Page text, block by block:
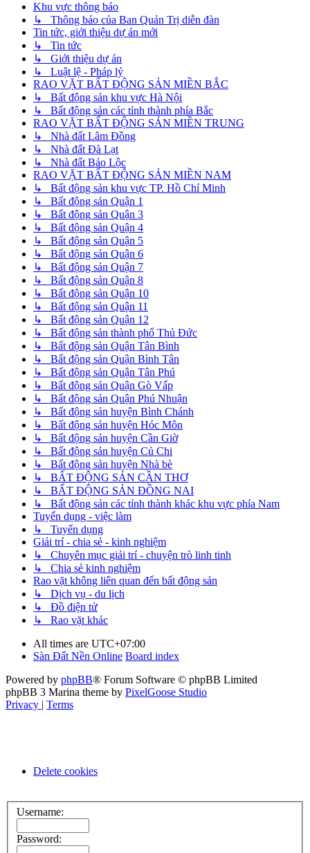
Khu vực thông báo
↳ Thông báo của Ban Quản Trị diễn đàn
Tin tức, giới thiệu dự án mới
↳ Tin tức
↳ Giới thiệu dự án
↳ Luật lệ - Pháp lý
RAO VẶT BẤT ĐỘNG SẢN MIỀN BẮC
↳ Bất động sản khu vực Hà Nội
↳ Bất động sản các tỉnh thành phía Bắc
RAO VẶT BẤT ĐỘNG SẢN MIỀN TRUNG
↳ Nhà đất Lâm Đồng
↳ Nhà đất Đà Lạt
↳ Nhà đất Bảo Lộc
RAO VẶT BẤT ĐỘNG SẢN MIỀN NAM
↳ Bất động sản khu vực TP. Hồ Chí Minh
↳ Bất động sản Quận 1
↳ Bất động sản Quận 3
↳ Bất động sản Quận 4
↳ Bất động sản Quận 5
↳ Bất động sản Quận 6
↳ Bất động sản Quận 7
↳ Bất động sản Quận 8
↳ Bất động sản Quận 10
↳ Bất động sản Quận 11
↳ Bất động sản Quận 12
↳ Bất động sản thành phố Thủ Đức
↳ Bất động sản Quận Tân Bình
↳ Bất động sản Quận Bình Tân
↳ Bất động sản Quận Tân Phú
↳ Bất động sản Quận Gò Vấp
↳ Bất động sản Quận Phú Nhuận
↳ Bất động sản huyện Bình Chánh
↳ Bất động sản huyện Hóc Môn
↳ Bất động sản huyện Cần Giờ
↳ Bất động sản huyện Củ Chi
↳ Bất động sản huyện Nhà bè
↳ BẤT ĐỘNG SẢN CẦN THƠ
↳ BẤT ĐỘNG SẢN ĐỒNG NAI
↳ Bất động sản các tỉnh thành khác khu vực phía Nam
Tuyển dụng - việc làm
↳ Tuyển dụng
Giải trí - chia sẻ - kinh nghiệm
↳ Chuyên mục giải trí - chuyện trò linh tinh
↳ Chia sẻ kinh nghiệm
Rao vặt không liên quan đến bất động sản
↳ Dịch vụ - du lịch
↳ Đồ điện tử
↳ Rao vặt khác
All times are UTC+07:00
Sàn Đất Nền Online Board index
Powered by phpBB® Forum Software © phpBB Limited
phpBB 3 Marina theme by PixelGoose Studio
Privacy | Terms
Delete cookies
Username:
Password: